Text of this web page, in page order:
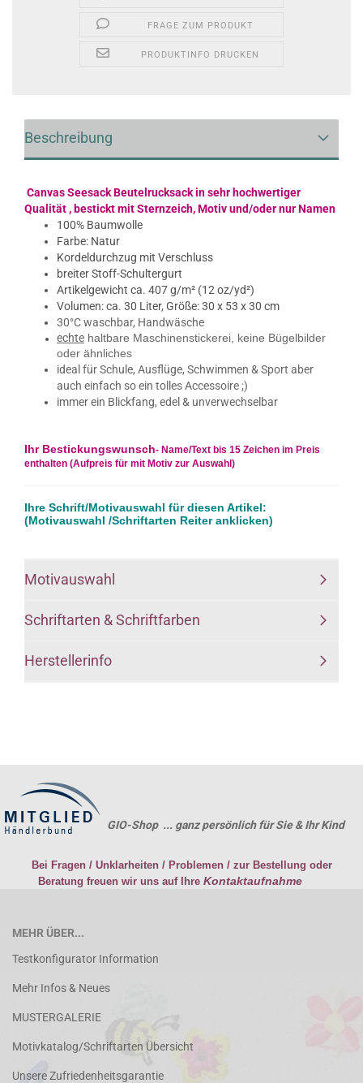
FRAGE ZUM PRODUKT
PRODUKTINFO DRUCKEN
Beschreibung
Canvas Seesack Beutelrucksack in sehr hochwertiger
Qualität , bestickt mit Sternzeich, Motiv und/oder nur Namen
100% Baumwolle
Farbe: Natur
Kordeldurchzug mit Verschluss
breiter Stoff-Schultergurt
Artikelgewicht ca. 407 g/m² (12 oz/yd²)
Volumen: ca. 30 Liter, Größe: 30 x 53 x 30 cm
30°C waschbar, Handwäsche
echte haltbare Maschinenstickerei,​ keine Bügelbilder
oder ähnliches
ideal für Schule, Ausflüge, Schwimmen & Sport aber
auch einfach so ein tolles Accessoire ;)
immer ein Blickfang,​​ edel & unverwechselbar
Ihr Bestickungswunsch- Name/Text bis 15 Zeichen im Preis
enthalten (Aufpreis für mit Motiv zur Auswahl)
Ihre Schrift/Motivauswahl für diesen Artikel:
(Motivauswahl /Schriftarten Reiter anklicken)
Motivauswahl
Schriftarten & Schriftfarben
Herstellerinfo
GIO-Shop ... ganz persönlich für Sie & Ihr Kind
Bei Fragen / Unklarheiten / Problemen / zur Bestellung oder
Beratung freuen wir uns auf Ihre Kontaktaufnahme
MEHR ÜBER...
Testkonfigurator Information
Mehr Infos & Neues
MUSTERGALERIE
Motivkatalog/Schriftarten Übersicht
Unsere Zufriedenheitsgarantie